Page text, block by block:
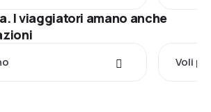
I viaggiatori amano anche
Voli